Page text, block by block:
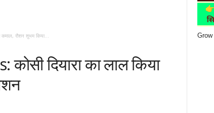
रौशन शुभम किया...
दियारा का लाल किया